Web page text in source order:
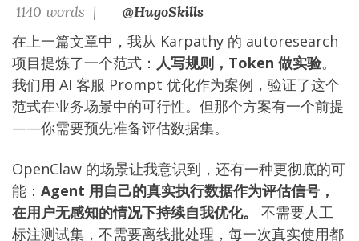
1140 words |
@HugoSkills
在上一篇文章中，我从 Karpathy 的 autoresearch
项目提炼了一个范式： 人写规则，Token 做实验。
我们用 AI 客服 Prompt 优化作为案例，验证了这个
范式在业务场景中的可行性。但那个方案有一个前提
——你需要预先准备评估数据集。
OpenClaw 的场景让我意识到，还有一种更彻底的可
能： Agent 用自己的真实执行数据作为评估信号，
在用户无感知的情况下持续自我优化。
不需要人工
标注测试集，不需要离线批处理，每一次真实使用都